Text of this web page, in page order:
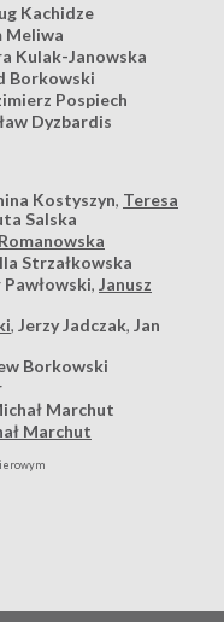
Kachidze
Meliwa
Kulak-Janowska
Borkowski
Pospiech
Dyzbardis
Kostyszyn, Teresa
Salska
Strzałkowska
, Janusz
, Jerzy Jadczak, Jan
Borkowski
Marchut
Marchut